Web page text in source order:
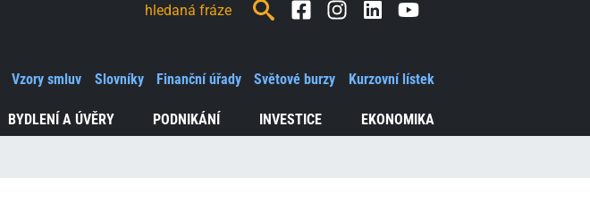
BYDLENÍ A ÚVĚRY PODNIKÁNÍ INVESTICE EKONOMIKA
Vzory smluv Slovníky Finanční úřady Světové burzy Kurzovní lístek
FacebookInstagramLinkedInYoutube